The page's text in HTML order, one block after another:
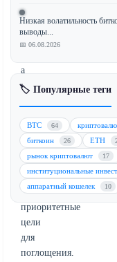
готовится
к
значительной
а
такие
как
Kalshi
и
Polymarket,
определены
как
приоритетные
цели
для
поглощения.
Низкая волатильность
выводы...
📅 06.08.2026
🏷️ Популярные теги
BTC 64
биткоин 26 ETH
рынок криптовалют 17
институциональные
аппаратный кошелек 10